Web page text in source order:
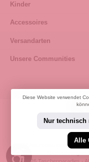
Kinder
Accessoires
Versandarten
Unsere Communities
* Alle Preise inkl.
Diese Website verwendet
Nur technisch
Alle